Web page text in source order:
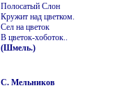
Полосатый Слон
Кружит над цветком.
Сел на цветок
В цветок-хоботок..
(Шмель.)
С. Мельников